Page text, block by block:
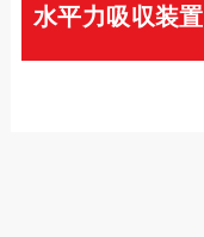
水平力吸収装置